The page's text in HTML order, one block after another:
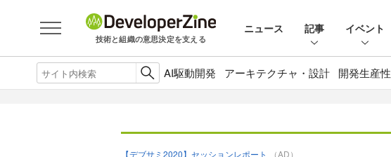
技術と組織の意思決定を支える
ニュース 記事 イベント
AI駆動開発 アーキテクチャ・設計 開発生産性
【デブサミ2020】セッションレポート （AD）